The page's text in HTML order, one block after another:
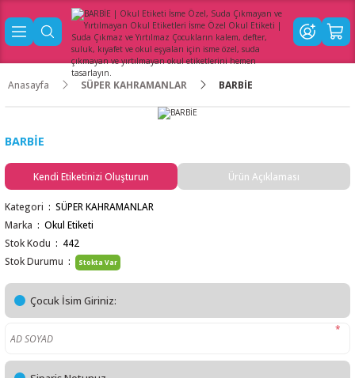
Anasayfa SÜPER KAHRAMANLAR BARBİE
BARBİE
Kendi Etiketinizi Oluşturun Ürün Açıklaması
Kategori
SÜPER KAHRAMANLAR
Marka
Okul Etiketi
Stok Kodu
442
Stok Durumu
Stokta Var
Çocuk İsim Giriniz:
*